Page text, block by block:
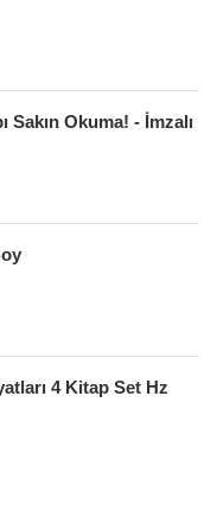
Sakın Okuma! - İmzalı
4 Kitap Set Hz